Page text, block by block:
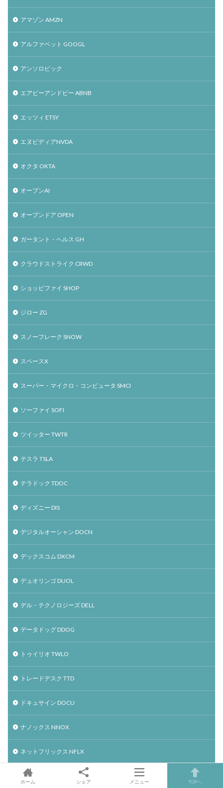
アマゾン AMZN
アルファベット GOOGL
アンソロピック
エアビーアンドビー ABNB
エッツィ ETSY
エヌビディアNVDA
オクタ OKTA
オープンAI
オープンドア OPEN
ガータント・ヘルス GH
クラウドストライク CRWD
ショッピファイ SHOP
ジロー ZG
スノーフレーク SNOW
スペースX
スーパー・マイクロ・コンピュータ SMCI
ソーファイ SOFI
ツイッター TWTR
テスラ TSLA
テラドック TDOC
ディズニー DIS
デジタルオーシャン DOCN
デックスコム DXCM
デュオリンゴ DUOL
デル・テクノロジーズ DELL
データドッグ DDOG
トゥイリオ TWLO
トレードデスク TTD
ドキュサイン DOCU
ナノックス NNOX
ネットフリックス NFLX
パランティア PLTR
ホーム シェア メニュー TOPへ